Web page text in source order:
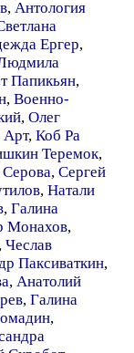
, Антология
Ергер,
Папикьян,
, Военно-
, Олег
, Коб Ра
Теремок,
, Сергей
, Натали
, Галина
Монахов,
, Чеслав
Паксиваткин,
, Анатолий
, Галина
,